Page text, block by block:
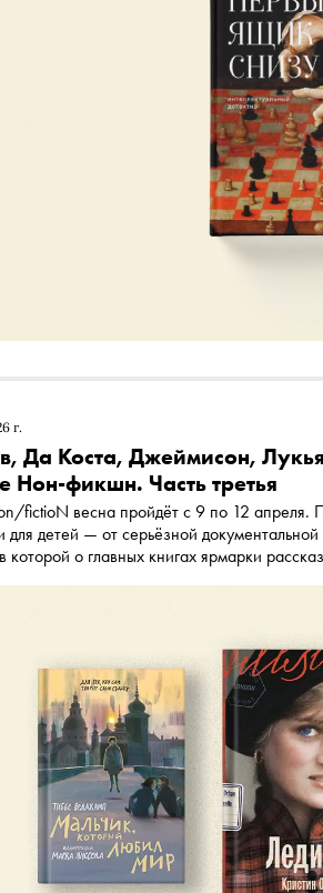
г.
Да Коста, Джеймисон,
Нон-фикшн. Часть третья
fictioN весна пройдёт с 9 по 12 апреля.
для детей — от серьёзной
которой о главных книгах ярмарки